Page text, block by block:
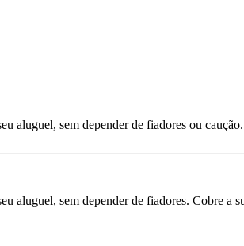
aluguel, sem depender de fiadores ou
aluguel, sem depender de fiadores. Cobre